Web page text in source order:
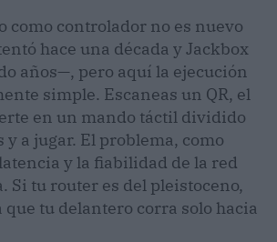
como controlador no es nuevo
hace una década y Jackbox
años—, pero aquí la ejecución
simple. Escaneas un QR, el
en un mando táctil dividido
y a jugar. El problema, como
y la fiabilidad de la red
Si tu router es del pleistoceno,
tu delantero corra solo hacia